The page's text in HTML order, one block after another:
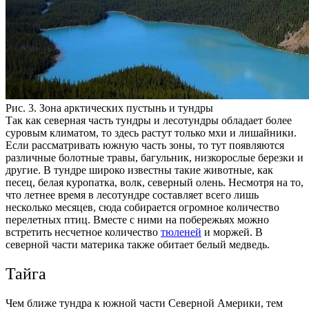
Рис. 3. Зона арктических пустынь и тундры
Так как северная часть тундры и лесотундры обладает более
суровым климатом, то здесь растут только мхи и лишайники.
Если рассматривать южную часть зоны, то тут появляются
различные болотные травы, багульник, низкорослые березки и
другие. В тундре широко известны такие животные, как
песец, белая куропатка, волк, северный олень. Несмотря на то,
что летнее время в лесотундре составляет всего лишь
несколько месяцев, сюда собирается огромное количество
перелетных птиц. Вместе с ними на побережьях можно
встретить несчетное количество тюленей и моржей. В
северной части материка также обитает белый медведь.
Тайга
Чем ближе тундра к южной части Северной Америки, тем